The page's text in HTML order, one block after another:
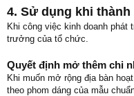
4. Sử dụng khi
Khi công việc kinh doanh
trưởng của tổ chức.
Quyết định mở thêm chi
Khi muốn mở rộng địa bàn
theo phom dáng của mẫu